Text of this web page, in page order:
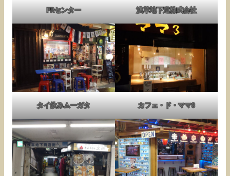
PRセンター 浅草地下道株式会社
タイ飲みムーガタ カフェ・ド・ママ3